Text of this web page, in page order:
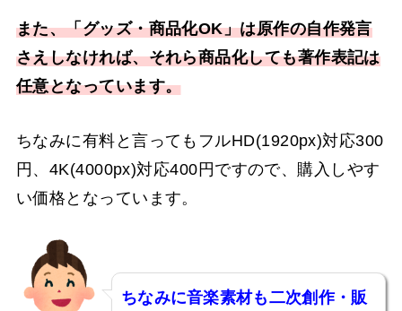
また、「グッズ・商品化OK」は原作の自作発言
さえしなければ、それら商品化しても著作表記は
任意となっています。
ちなみに有料と言ってもフルHD(1920px)対応300
円、4K(4000px)対応400円ですので、購入しやす
い価格となっています。
ちなみに音楽素材も二次創作・販